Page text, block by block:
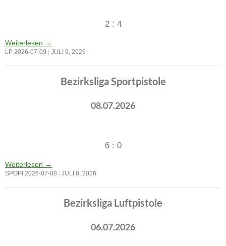
2 : 4
Weiterlesen →
LP 2026-07-09 JULI 9, 2026
Bezirksliga Sportpistole
08.07.2026
6 : 0
Weiterlesen →
SPOPI 2026-07-08 JULI 8, 2026
Bezirksliga Luftpistole
06.07.2026